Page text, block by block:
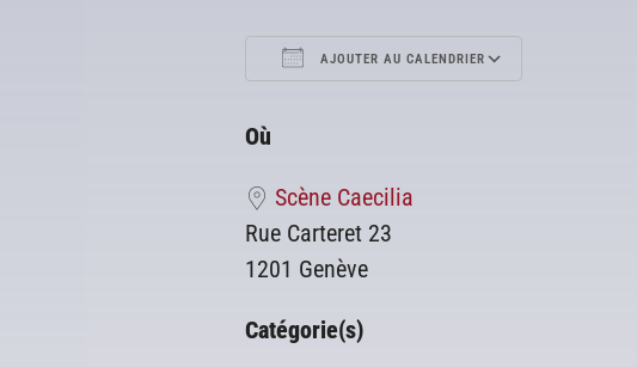
AJOUTER AU CALENDRIER
Où
Scène Caecilia
Rue Carteret 23
1201 Genève
Catégorie(s)